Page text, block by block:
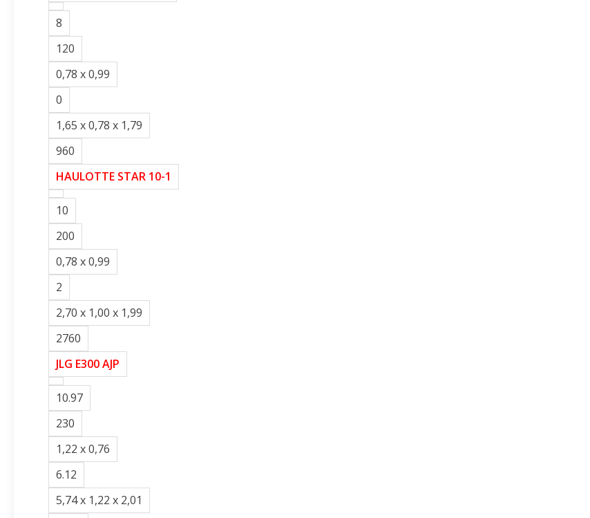
8
120
0,78 x 0,99
0
1,65 x 0,78 x 1,79
960
HAULOTTE STAR 10-1
10
200
0,78 x 0,99
2
2,70 x 1,00 x 1,99
2760
JLG E300 AJP
10.97
230
1,22 x 0,76
6.12
5,74 x 1,22 x 2,01